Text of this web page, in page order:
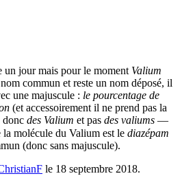
un jour mais pour le moment Valium
commun et reste un nom déposé, il
une majuscule : le pourcentage de
(et accessoirement il ne prend pas la
donc des Valium et pas des valiums —
molécule du Valium est le diazépam
(donc sans majuscule).
le 18 septembre 2018.